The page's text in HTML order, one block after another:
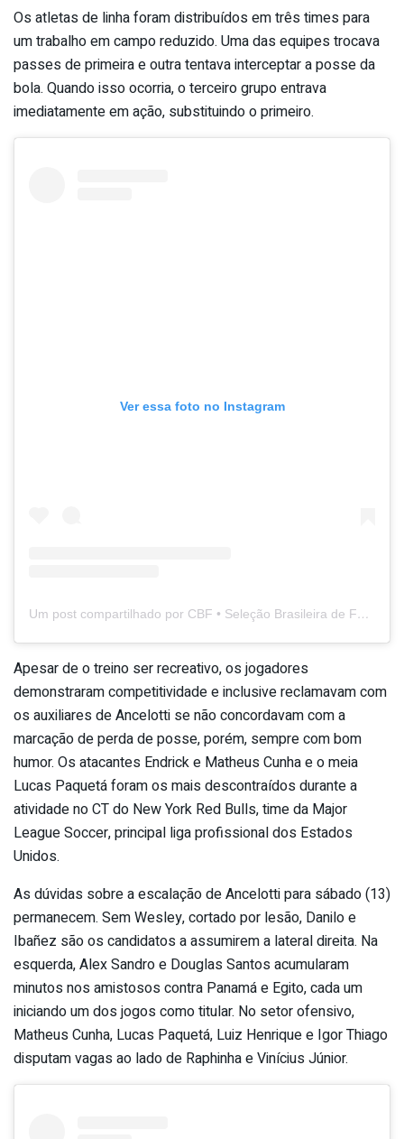
Os atletas de linha foram distribuídos em três times para
um trabalho em campo reduzido. Uma das equipes trocava
passes de primeira e outra tentava interceptar a posse da
bola. Quando isso ocorria, o terceiro grupo entrava
imediatamente em ação, substituindo o primeiro.
Ver essa foto no Instagram
Um post compartilhado por CBF • Seleção Brasileira de Futebol (@brasil)
Apesar de o treino ser recreativo, os jogadores
demonstraram competitividade e inclusive reclamavam com
os auxiliares de Ancelotti se não concordavam com a
marcação de perda de posse, porém, sempre com bom
humor. Os atacantes Endrick e Matheus Cunha e o meia
Lucas Paquetá foram os mais descontraídos durante a
atividade no CT do New York Red Bulls, time da Major
League Soccer, principal liga profissional dos Estados
Unidos.
As dúvidas sobre a escalação de Ancelotti para sábado (13)
permanecem. Sem Wesley, cortado por lesão, Danilo e
Ibañez são os candidatos a assumirem a lateral direita. Na
esquerda, Alex Sandro e Douglas Santos acumularam
minutos nos amistosos contra Panamá e Egito, cada um
iniciando um dos jogos como titular. No setor ofensivo,
Matheus Cunha, Lucas Paquetá, Luiz Henrique e Igor Thiago
disputam vagas ao lado de Raphinha e Vinícius Júnior.